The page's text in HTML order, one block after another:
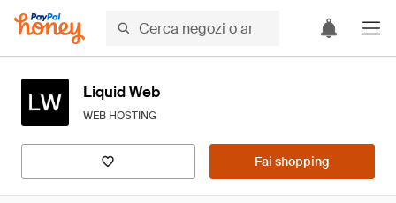
Liquid Web
WEB HOSTING
Fai shopping